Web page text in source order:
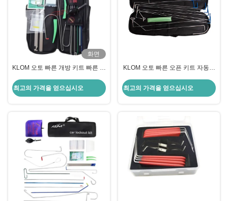
화면
KLOM 오토 빠른 개방 키트 빠른 잠
최고의 가격을 얻으십시오
KLOM 오토 빠른 오픈 키트 자동차
한 솔루션
최고의 가격을 얻으십시오